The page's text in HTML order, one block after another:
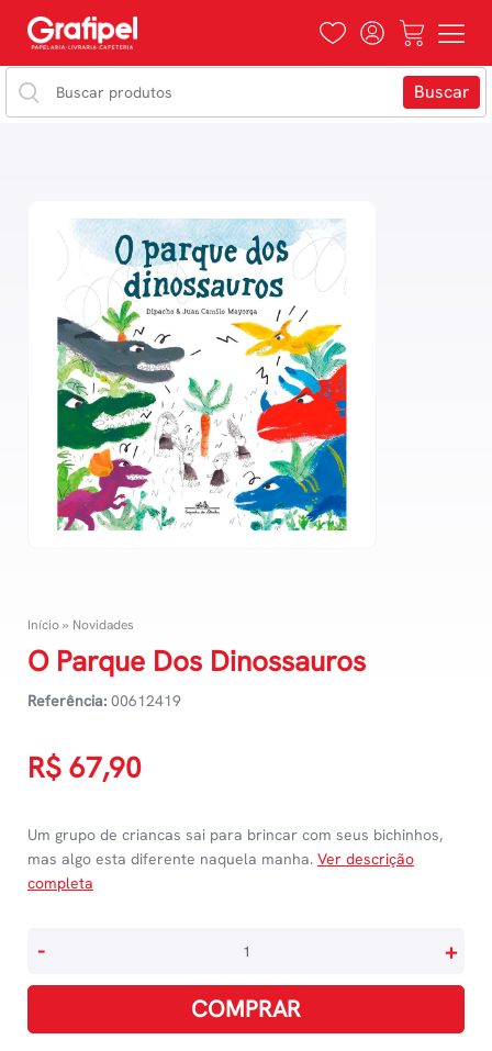
Início» Novidades
O Parque Dos Dinossauros
Referência: 00612419
R$ 67,90
Um grupo de criancas sai para brincar com seus bichinhos,
mas algo esta diferente naquela manha. Ver descrição
completa
Dos
Dinossauros
- +
COMPRAR